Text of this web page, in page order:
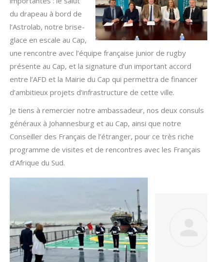
du drapeau à bord de
l’Astrolab, notre brise-
glace en escale au Cap,
une rencontre avec l’équipe française junior de rugby
présente au Cap, et la signature d’un important accord
entre l’AFD et la Mairie du Cap qui permettra de financer
d’ambitieux projets d’infrastructure de cette ville.
Je tiens à remercier notre ambassadeur, nos deux consuls
généraux à Johannesburg et au Cap, ainsi que notre
Conseiller des Français de l’étranger, pour ce très riche
programme de visites et de rencontres avec les Français
d’Afrique du Sud.